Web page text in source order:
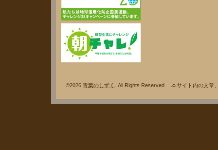
©2026 青葉のしずく . All Rights Reserved. 本サイト内の文章